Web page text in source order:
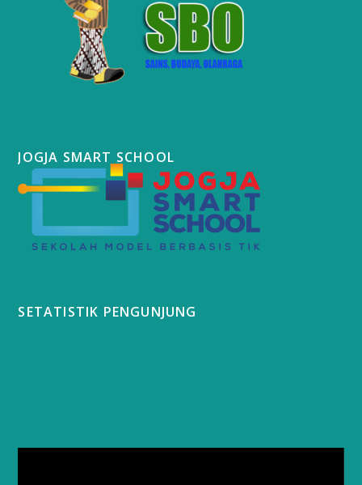
JOGJA SMART SCHOOL
SETATISTIK PENGUNJUNG